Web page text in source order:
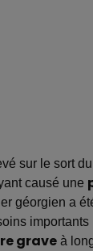
sur le sort
causé une
géorgien a
graveà